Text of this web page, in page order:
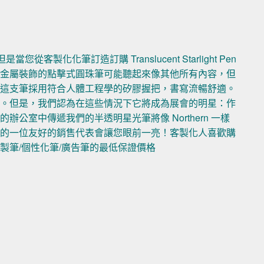
當您從客製化化筆訂造訂購 Translucent Starlight Pen
屬裝飾的點擊式圓珠筆可能聽起來像其他所有內容，但
支筆採用符合人體工程學的矽膠握把，書寫流暢舒適。
但是，我們認為在這些情況下它將成為展會的明星：作
辦公室中傳遞我們的半透明星光筆將像 Northern 一樣
一位友好的銷售代表會讓您眼前一亮！客製化人喜歡購
筆/個性化筆/廣告筆的最低保證價格